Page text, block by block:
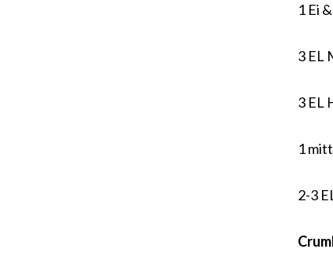
1 Ei
3 EL
3 EL
1
2-3